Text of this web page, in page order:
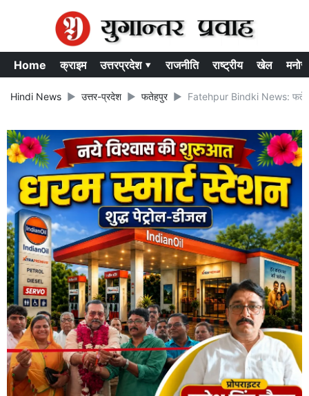
Home क्राइम उत्तरप्रदेश ▾ राजनीति राष्ट्रीय खेल
Hindi News उत्तर-प्रदेश फतेहपुर Fatehpur Bindki News: